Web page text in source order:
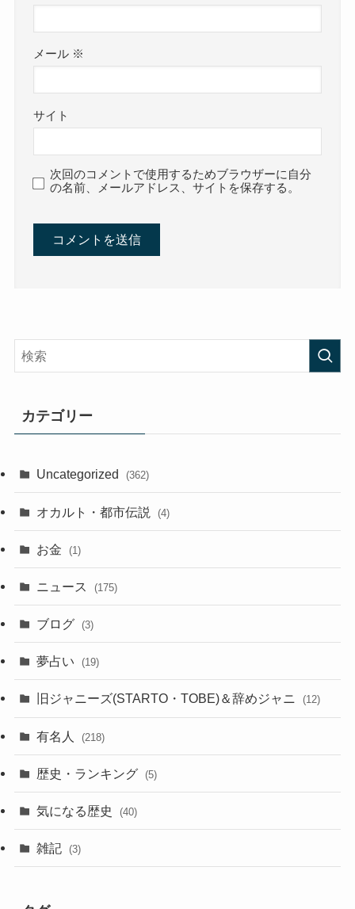
メール ※
サイト
次回のコメントで使用するためブラウザーに自分
の名前、メールアドレス、サイトを保存する。
カテゴリー
Uncategorized (362)
オカルト・都市伝説 (4)
お金 (1)
ニュース (175)
ブログ (3)
夢占い (19)
旧ジャニーズ(STARTO・TOBE)＆辞めジャニ (12)
有名人 (218)
歴史・ランキング (5)
気になる歴史 (40)
雑記 (3)